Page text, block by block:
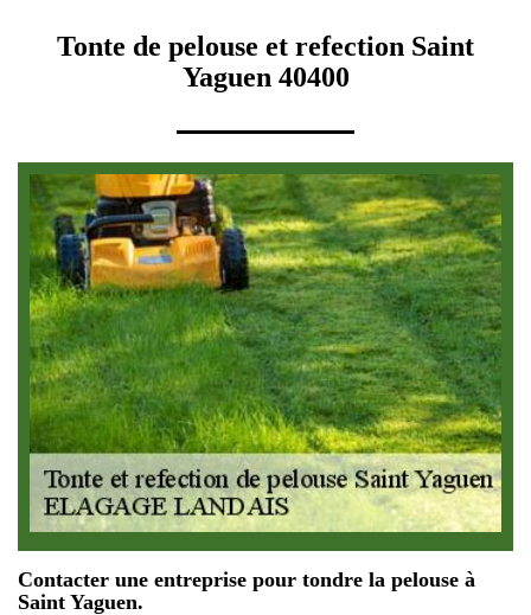
Tonte de pelouse et refection Saint
Yaguen 40400
Contacter une entreprise pour tondre la pelouse à
Saint Yaguen.